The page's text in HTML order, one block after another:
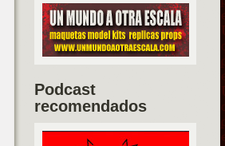
Podcast
recomendados